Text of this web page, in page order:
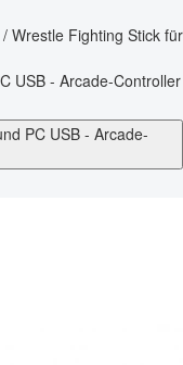
/ Wrestle Fighting Stick für